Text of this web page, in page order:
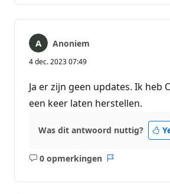
Anoniem
4 dec. 2023 07:49
Ja er zijn geen updates. Ik heb
een keer laten herstellen.
Was dit antwoord nuttig?
0 opmerkingen
Geen